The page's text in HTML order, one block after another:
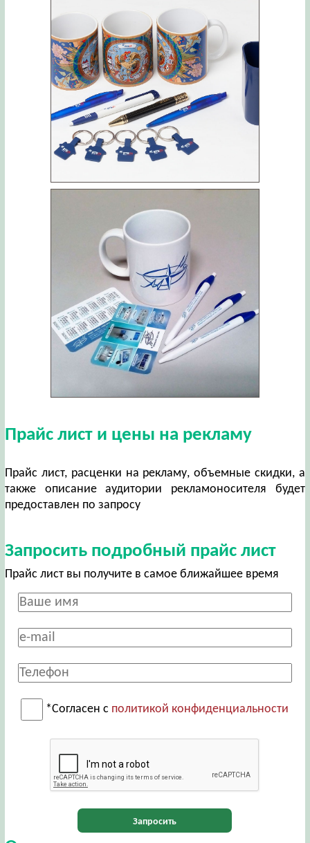
Прайс лист и цены на рекламу
Прайс лист, расценки на рекламу, объемные скидки, а
также описание аудитории рекламоносителя будет
предоставлен по запросу
Запросить подробный прайс лист
Прайс лист вы получите в самое ближайшее время
*Согласен с политикой конфиденциальности
Запросить